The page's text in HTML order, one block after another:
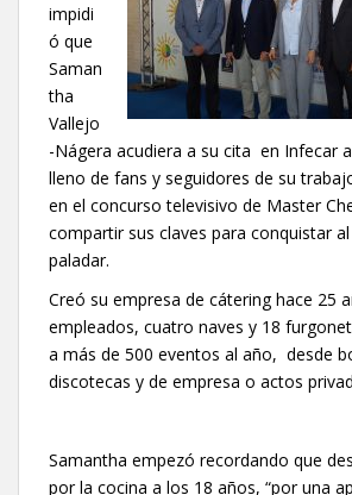
impidi
ó que
Saman
tha
Vallejo
-Nágera acudiera a su cita en Infecar
lleno de fans y seguidores de su
en el concurso televisivo de Master
compartir sus claves para conquistar
paladar.
Creó su empresa de cátering hace 25
empleados, cuatro naves y 18
a más de 500 eventos al año, desde
discotecas y de empresa o actos
Samantha empezó recordando que
por la cocina a los 18 años, “por una